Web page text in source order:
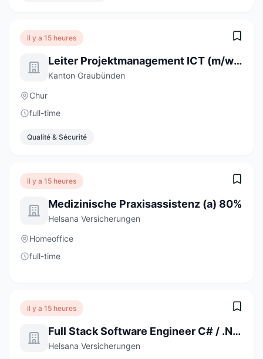
il y a 15 heures
Leiter Projektmanagement ICT (m/w/d)
Kanton Graubünden
Chur
full-time
Qualité & Sécurité
il y a 15 heures
Medizinische Praxisassistenz (a) 80%
Helsana Versicherungen
Homeoffice
full-time
il y a 15 heures
Full Stack Software Engineer C# / .NET / React (a) 80-100%
Helsana Versicherungen